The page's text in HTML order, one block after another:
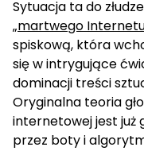
Sytuacja ta do
„martwego
spiskową, która
się w intrygujące
dominacji treści
Oryginalna teoria
internetowej jest już
przez boty i